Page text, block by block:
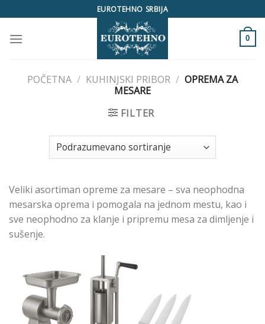
to
content
EUROTEHNO SRBIJA
0
POČETNA / KUHINJSKI PRIBOR / OPREMA ZA
MESARE
FILTER
Veliki asortiman opreme za mesare – sva neophodna
mesarska oprema i pomogala na jednom mestu, kao i
sve neophodno za klanje i pripremu mesa za dimljenje i
sušenje.